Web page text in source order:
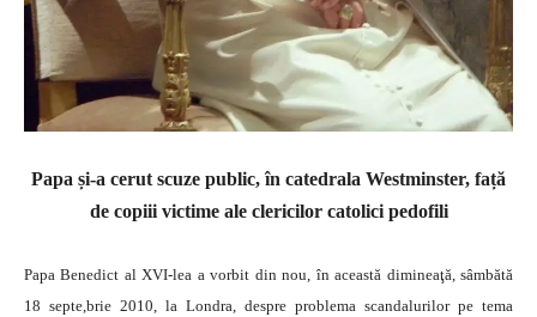
Papa și-a cerut scuze public, în catedrala Westminster, față
de copiii victime aleclericilor catolici pedofili
Papa Benedict al XVI-lea a vorbit din nou, în această dimineaţă, sâmbătă
18 septe,brie 2010, la Londra, despre problema scandalurilor pe tema